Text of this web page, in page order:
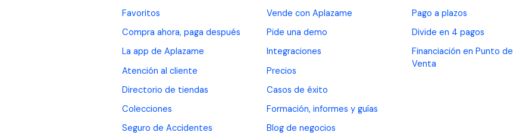
Favoritos
Compra ahora, paga después
La app de Aplazame
Atención al cliente
Directorio de tiendas
Colecciones
Seguro de Accidentes
Vende con Aplazame
Pide una demo
Integraciones
Precios
Casos de éxito
Formación, informes y guías
Blog de negocios
Pago a plazos
Divide en 4 pagos
Financiación en Punto de
Venta